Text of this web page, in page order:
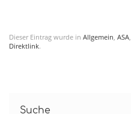
Dieser Eintrag wurde in Allgemein, ASA,
Direktlink.
Suche